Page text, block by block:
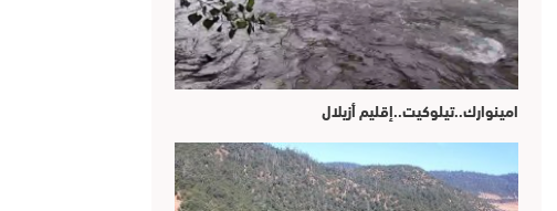
امينوارك..تيلوكيت..إقليم أزيلال